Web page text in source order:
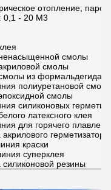
отопление,
0,1 - 20 М3
смолы
смолы
из формальдегида
полиуретановой
смолы
силиконовых
латексного клея
для горячего
герметизатора
краски
суперклея
силиконовой резины